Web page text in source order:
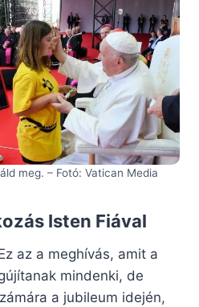
meg. – Fotó: Vatican Media
Isten Fiával
az a meghívás, amit a
mindenki, de
a jubileum idején,